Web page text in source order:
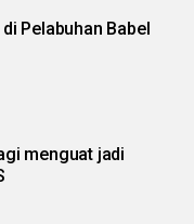
Pelabuhan Babel
menguat jadi